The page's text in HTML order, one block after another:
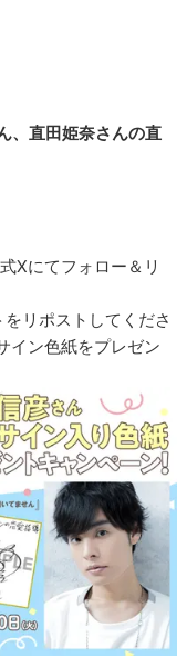
、直田姫奈さんの直
Xにてフォロー＆リ
リポストしてくださ
イン色紙をプレゼン